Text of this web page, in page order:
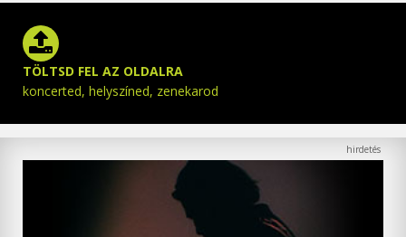
TÖLTSD FEL AZ OLDALRA
koncerted, helyszíned, zenekarod